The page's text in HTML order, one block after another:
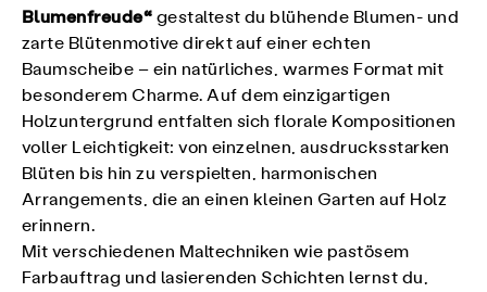
Blumenfreude“ gestaltest du blühende Blumen- und
zarte Blütenmotive direkt auf einer echten
Baumscheibe – ein natürliches, warmes Format mit
besonderem Charme. Auf dem einzigartigen
Holzuntergrund entfalten sich florale Kompositionen
voller Leichtigkeit: von einzelnen, ausdrucksstarken
Blüten bis hin zu verspielten, harmonischen
Arrangements, die an einen kleinen Garten auf Holz
erinnern.
Mit verschiedenen Maltechniken wie pastösem
Farbauftrag und lasierenden Schichten lernst du,